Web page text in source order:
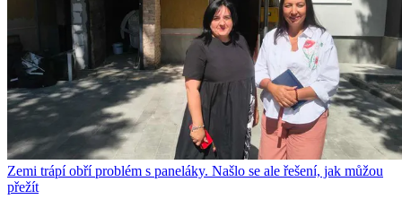
Zemi trápí obří problém s paneláky. Našlo se ale řešení, jak můžou
přežít